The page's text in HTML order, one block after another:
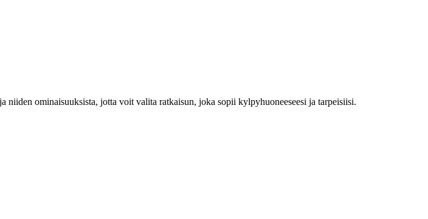
ominaisuuksista, jotta voit valita ratkaisun, joka sopii kylpyhuoneeseesi ja tarpeisiisi.